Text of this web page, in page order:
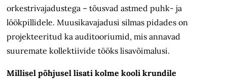
orkestrivajadustega – tõusvad astmed puhk- ja
löökpillidele. Muusikavajadusi silmas pidades on
projekteeritud ka auditooriumid, mis annavad
suuremate kollektiivide tööks lisavõimalusi.
Millisel põhjusel lisati kolme kooli krundile